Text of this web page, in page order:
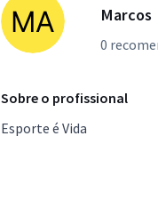
Marcos
0
Sobre o profissional
Esporte é Vida